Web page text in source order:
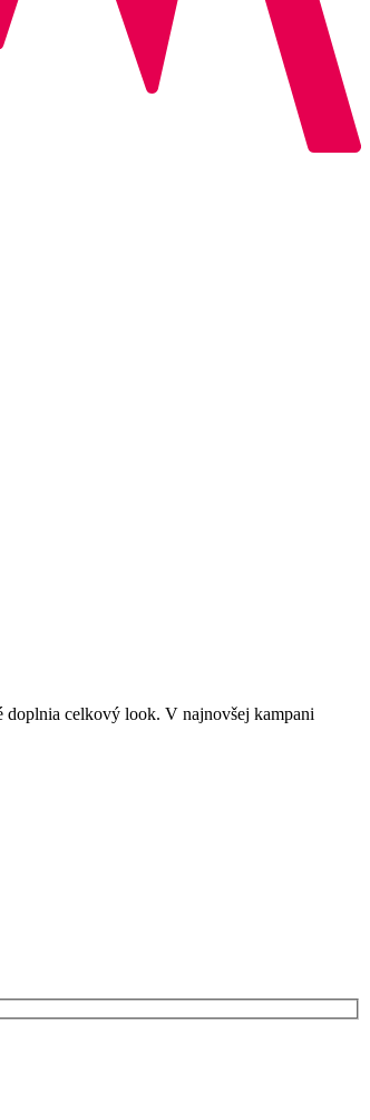
doplnia celkový look. V najnovšej kampani